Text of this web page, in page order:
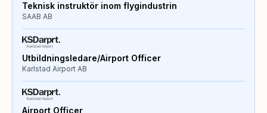
Teknisk instruktör inom flygindustrin
SAAB AB
Utbildningsledare/Airport Officer
Karlstad Airport AB
Airport Officer